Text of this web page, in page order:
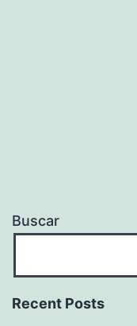
Buscar
Recent Posts